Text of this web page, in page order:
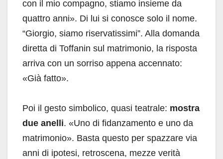
con il mio compagno, stiamo insieme da
quattro anni». Di lui si conosce solo il nome.
“Giorgio, siamo riservatissimi”. Alla domanda
diretta di Toffanin sul matrimonio, la risposta
arriva con un sorriso appena accennato:
«Già fatto».
Poi il gesto simbolico, quasi teatrale: mostra
due anelli. «Uno di fidanzamento e uno da
matrimonio». Basta questo per spazzare via
anni di ipotesi, retroscena, mezze verità